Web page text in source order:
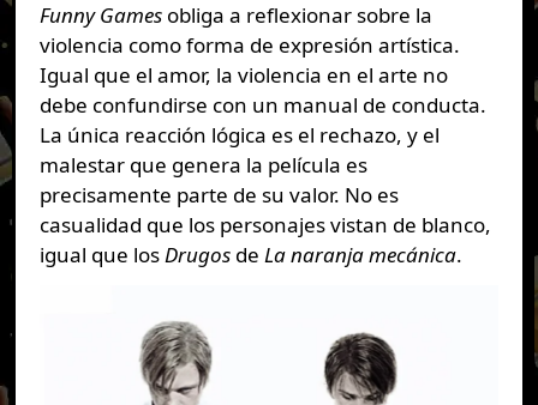
Funny Gamesobliga a reflexionar sobre la
violencia como forma de expresión artística.
Igual que el amor, la violencia en el arte no
debe confundirse con un manual de conducta.
La única reacción lógica es el rechazo, y el
malestar que genera la película es
precisamente parte de su valor. No es
casualidad que los personajes vistan de blanco,
igual que losDrugosde La naranja mecánica.